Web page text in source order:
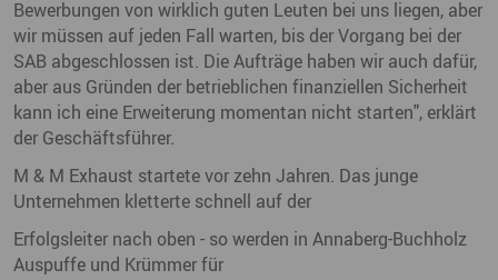
Bewerbungen von wirklich guten Leuten bei uns liegen, aber
wir müssen auf jeden Fall warten, bis der Vorgang bei der
SAB abgeschlossen ist. Die Aufträge haben wir auch dafür,
aber aus Gründen der betrieblichen finanziellen Sicherheit
kann ich eine Erweiterung momentan nicht starten", erklärt
der Geschäftsführer.
M & M Exhaust startete vor zehn Jahren. Das junge
Unternehmen kletterte schnell auf der
Erfolgsleiter nach oben - so werden in Annaberg-Buchholz
Auspuffe und Krümmer für